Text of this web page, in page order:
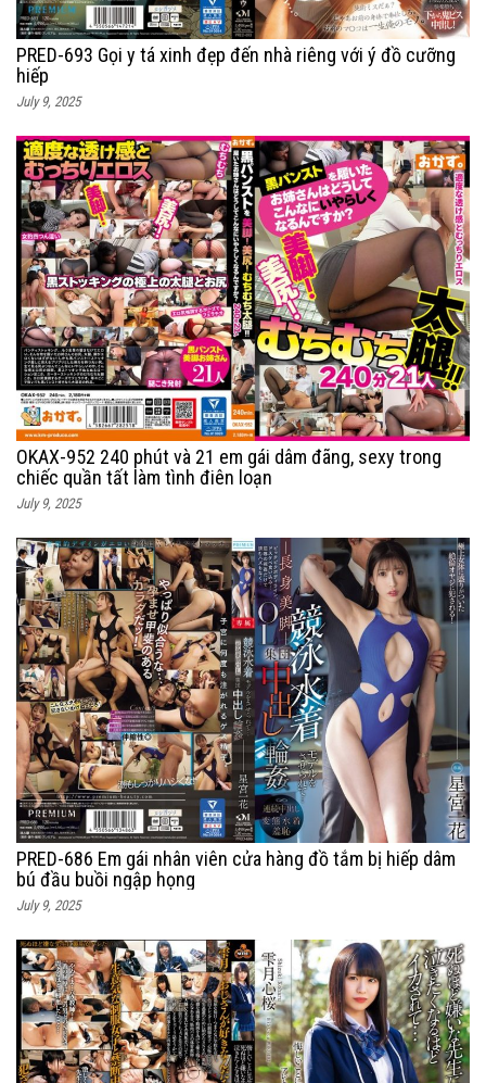
PRED-693 Gọi y tá xinh đẹp đến nhà riêng với ý đồ cưỡng
hiếp
July 9, 2025
OKAX-952 240 phút và 21 em gái dâm đãng, sexy trong
chiếc quần tất làm tình điên loạn
July 9, 2025
PRED-686 Em gái nhân viên cửa hàng đồ tắm bị hiếp dâm
bú đầu buồi ngập họng
July 9, 2025